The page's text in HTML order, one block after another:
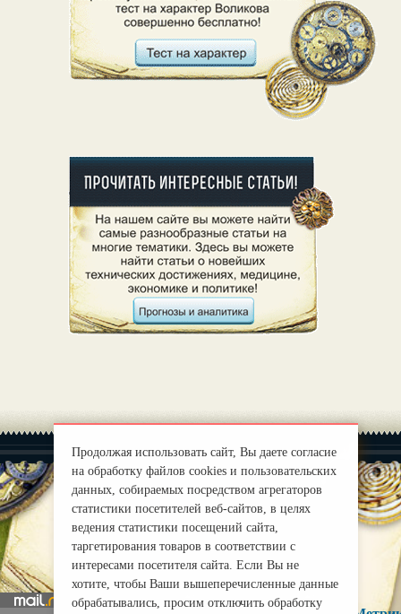
О нас |
mirprognoz@mail.ru
Продолжая использовать сайт, Вы даете согласие
на обработку файлов cookies и пользовательских
данных, собираемых посредством агрегаторов
статистики посетителей веб-сайтов, в целях
ведения статистики посещений сайта,
таргетирования товаров в соответствии с
интересами посетителя сайта. Если Вы не
хотите, чтобы Ваши вышеперечисленные данные
обрабатывались, просим отключить обработку